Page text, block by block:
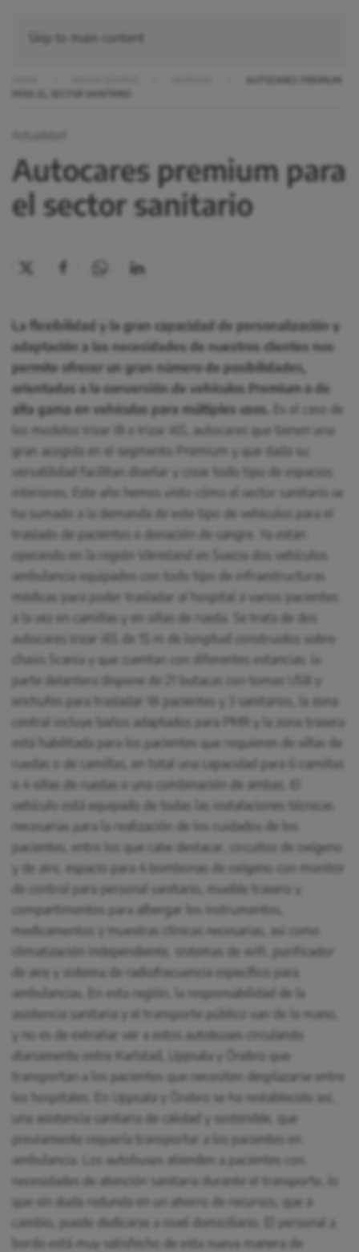
Skip to main content
Autocares premium para
el sector sanitario
La flexibilidad y la gran capacidad de personalización y
adaptación a las necesidades de nuestros clientes nos
permite ofrecer un gran número de posibilidades,
orientadas a la conversión de vehículos Premium o de
alta gama en vehículos para múltiples usos.
Es el caso de
los modelos Irizar i8 e Irizar i6S, autocares que tienen una
gran acogida en el segmento Premium y que dada su
versatilidad facilitan diseñar y crear todo tipo de espacios
interiores. Este año hemos visto cómo el sector sanitario se
ha sumado a la demanda de este tipo de vehículos para el
traslado de pacientes o donación de sangre. Ya están
operando en la región Värmland en Suecia dos vehículos
ambulancia equipados con todo tipo de infraestructuras
médicas para poder trasladar al hospital a varios pacientes
a la vez en camillas y en sillas de rueda. Se trata de dos
autocares Irizar i6S de 15 m de longitud construidos sobre
chasis Scania y que cuentan con diferentes estancias: la
parte delantera dispone de 21 butacas con tomas USB y
enchufes para trasladar 18 pacientes y 3 sanitarios, la zona
central incluye baños adaptados para PMR y la zona trasera
está habilitada para los pacientes que requieren de sillas de
ruedas o de camillas, en total una capacidad para 6 camillas
o 4 sillas de ruedas o una combinación de ambas. El
vehículo está equipado de todas las instalaciones técnicas
necesarias para la realización de los cuidados de los
pacientes, entre los que cabe destacar, circuitos de oxígeno
y de aire, espacio para 4 bombonas de oxígeno con monitor
de control para personal sanitario, mueble trasero y
compartimentos para albergar los instrumentos,
medicamentos y muestras clínicas necesarias, así como
climatización independiente, sistemas de wifi, purificador
de aire y sistema de radiofrecuencia específico para
ambulancias. En esta región, la responsabilidad de la
asistencia sanitaria y el transporte público van de la mano,
y no es de extrañar ver a estos autobuses circulando
diariamente entre Karlstad, Uppsala y Örebro que
transportan a los pacientes que necesiten desplazarse entre
los hospitales. En Uppsala y Örebro se ha restablecido así,
una asistencia sanitaria de calidad y sostenible, que
previamente requería transportar a los pacientes en
ambulancia. Los autobuses atienden a pacientes con
necesidades de atención sanitaria durante el transporte, lo
que sin duda redunda en un ahorro de recursos, que a
cambio, puede dedicarse a nivel domiciliario. El personal a
bordo está muy satisfecho de esta nueva manera de